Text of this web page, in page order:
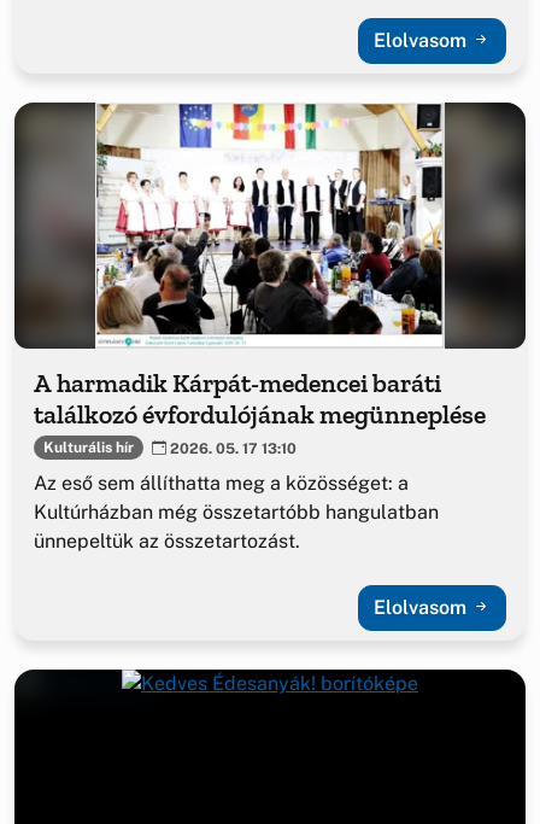
Elolvasom
A harmadik Kárpát-medencei baráti
találkozó évfordulójának megünneplése
Kulturális hír 2026. 05. 17 13:10
Az eső sem állíthatta meg a közösséget: a
Kultúrházban még összetartóbb hangulatban
ünnepeltük az összetartozást.
Elolvasom